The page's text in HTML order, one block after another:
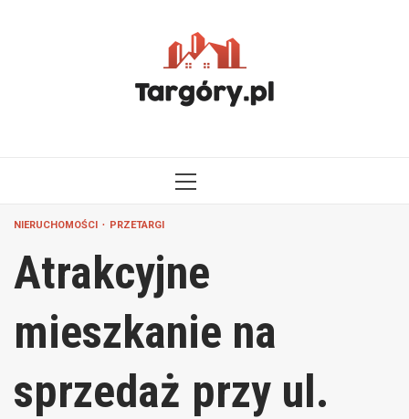
MENU
NIERUCHOMOŚCI PRZETARGI
Atrakcyjne
mieszkanie na
sprzedaż przy ul.